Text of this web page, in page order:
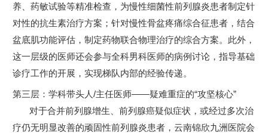
养、药敏试验等精准检查，为慢性细菌性前列腺炎患者制定针
对性的抗生素治疗方案；针对慢性骨盆疼痛综合征患者，结合
盆底肌功能评估，制定药物联合物理治疗的综合方案。此外，
这一层级的医师还会参与全科男科医师的病例讨论，指导基础
诊疗工作的开展，实现梯队内部的经验传递。
第三层：学科带头人/主任医师——疑难重症的“攻坚核心”
对于合并前列腺增生、前列腺癌疑似症状，或经过多次治
疗仍无明显改善的顽固性前列腺炎患者，云南锦欣九洲医院会